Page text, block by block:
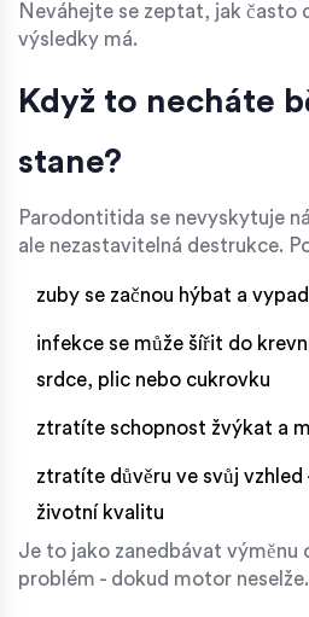
Neváhejte se zeptat, jak často
výsledky má.
Když to necháte
stane?
Parodontitida se nevyskytuje
ale nezastavitelná destrukce.
zuby se začnou hýbat a
infekce se může šířit do
srdce, plic nebo cukrovku
ztratíte schopnost žvýkat a
ztratíte důvěru ve svůj vzhled
životní kvalitu
Je to jako zanedbávat výměnu
problém - dokud motor neselže.